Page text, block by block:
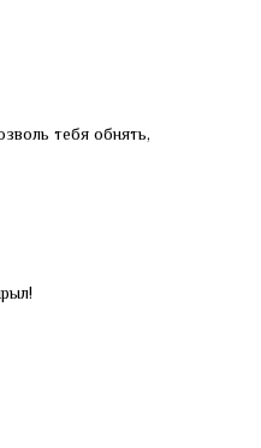
тебя обнять,